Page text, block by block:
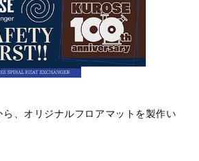
、オリジナルフロアマットを製作い